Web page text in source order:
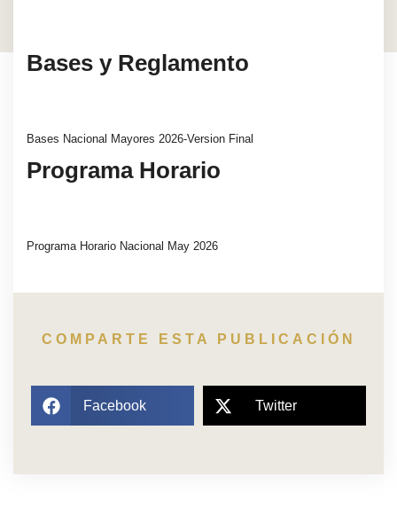
Bases y Reglamento
Bases Nacional Mayores 2026-Version Final
Programa Horario
Programa Horario Nacional May 2026
COMPARTE ESTA PUBLICACIÓN
Facebook Twitter